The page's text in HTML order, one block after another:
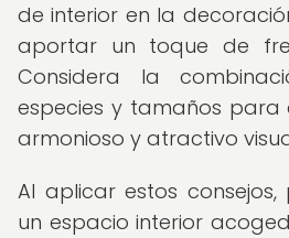
de interior en la
aportar un toque de
Considera la
especies y tamaños para
armonioso y atractivo
Al aplicar estos
un espacio interior